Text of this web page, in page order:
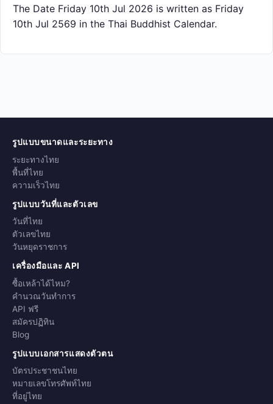
The Date Friday 10th Jul 2026 is written as Friday
10th Jul 2569 in the Thai Buddhist Calendar.
รูปแบบขนาดและระยะทาง
ระยะทางไทย
พื้นที่ไทย
ความเร็วไทย
รูปแบบวันที่และตัวเลข
วันที่ไทย
ตัวเลขไทย
วันหยุดราชการ
เครื่องมือและ API
ซื้อเหล้าได้ไหม?
คำนวณวันทำการ
API ฟรี
สมัครปฏิทิน
Blog
รูปแบบเอกสารแสดงตัวตน
บัตรประชาชนไทย
หมายเลขโทรศัพท์ไทย
ที่อยู่ไทย